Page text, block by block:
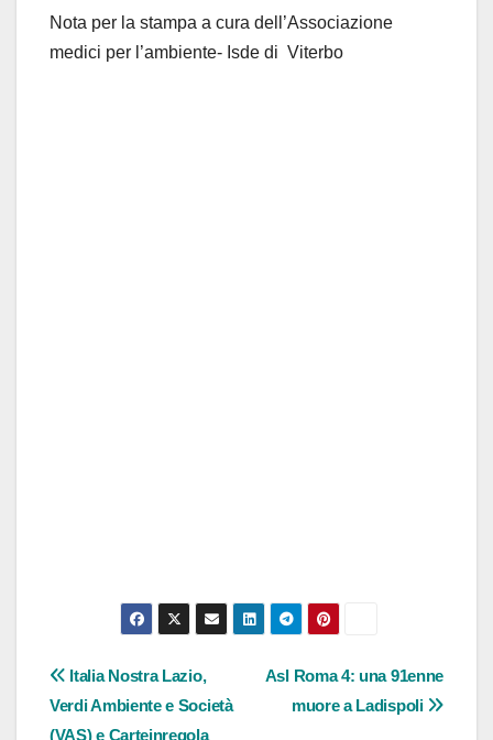
Nota per la stampa a cura dell’Associazione
medici per l’ambiente- Isde di Viterbo
Navigazione
articoli
Asl Roma 4: una 91enne
muore a Ladispoli
Italia Nostra Lazio,
Verdi Ambiente e Società
(VAS) e Carteinregola